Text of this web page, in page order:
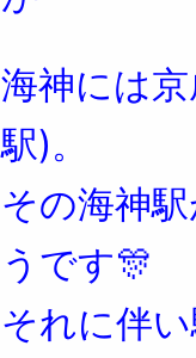
海神には
駅)。
その海神
うです🎊
それに伴